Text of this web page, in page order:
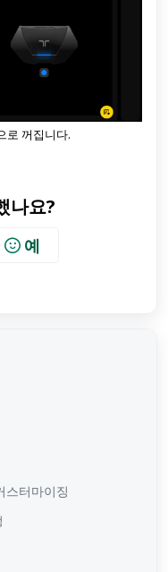
로 꺼집니다.
나요?
예
스터마이징